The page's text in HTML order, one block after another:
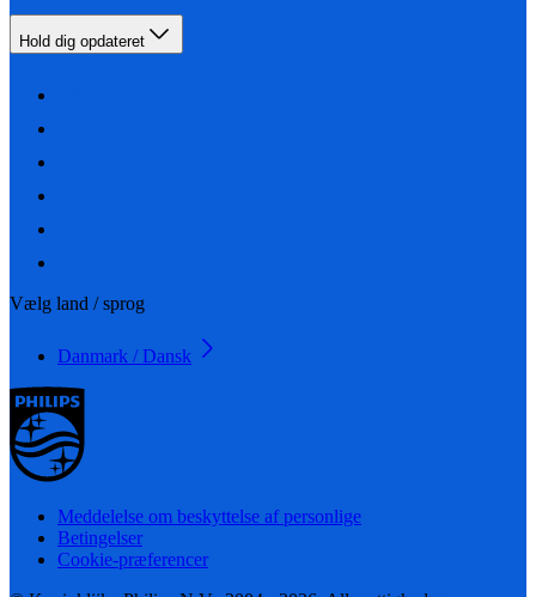
Hold dig opdateret
Vælg land / sprog
Danmark / Dansk
Meddelelse om beskyttelse af personlige
Betingelser
Cookie-præferencer